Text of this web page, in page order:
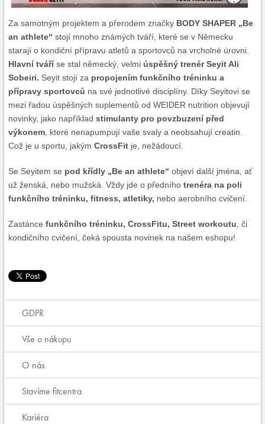
Za samotným projektem a přerodem značky BODY SHAPER „Be
an athlete“ stojí mnoho známých tváří, které se v Německu
starají o kondiční přípravu atletů a sportovců na vrcholné úrovni.
Hlavní tváříse stal německý, velmi úspěšný trenér Seyit Ali
Sobeiri. Seyit stojí za propojením funkčního tréninku a
přípravy sportovců na své jednotlivé disciplíny. Díky Seyitovi se
mezi řadou úspěšných suplementů od WEIDER nutrition objevují
novinky, jako například stimulanty pro povzbuzení před
výkonem , které nenapumpují vaše svaly a neobsahují creatin.
Což je u sportu, jakým CrossFit je, nežádoucí.
Se Seyitem se pod křídly „Be an athlete“ objeví další jména, ať
už ženská, nebo mužská. Vždy jde o předního trenéra na poli
funkčního tréninku, fitness, atletiky, nebo aerobního cvičení.
Zastánce funkčního tréninku, CrossFitu, Street workoutu , či
kondičního cvičení, čeká spousta novinek na našem eshopu!
GDPR
Vše o nákupu
O nás
Stavíme fitcentra
Kariéra